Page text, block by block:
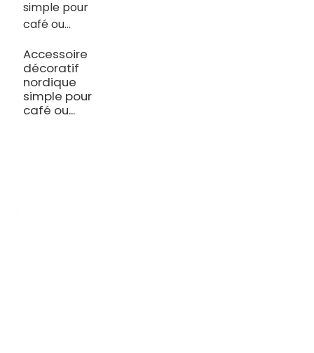
Accessoire
décoratif
nordique
simple pour
café ou...